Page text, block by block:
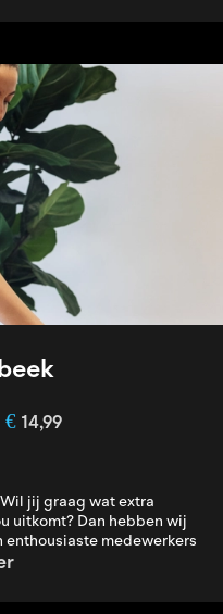
€ 14,99
jij graag wat extra
uitkomt? Dan hebben wij
enthousiaste medewerkers